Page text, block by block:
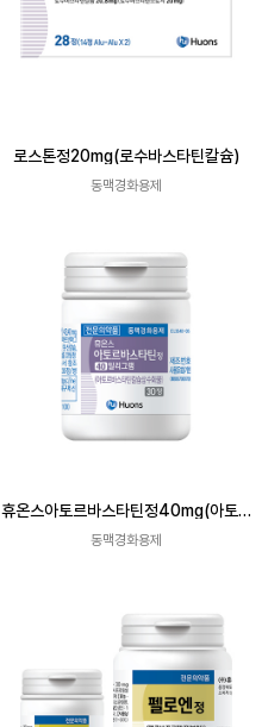
로스톤정20mg(로수바스타틴칼슘)
동맥경화용제
휴온스아토르바스타틴정40mg(아토르
동맥경화용제